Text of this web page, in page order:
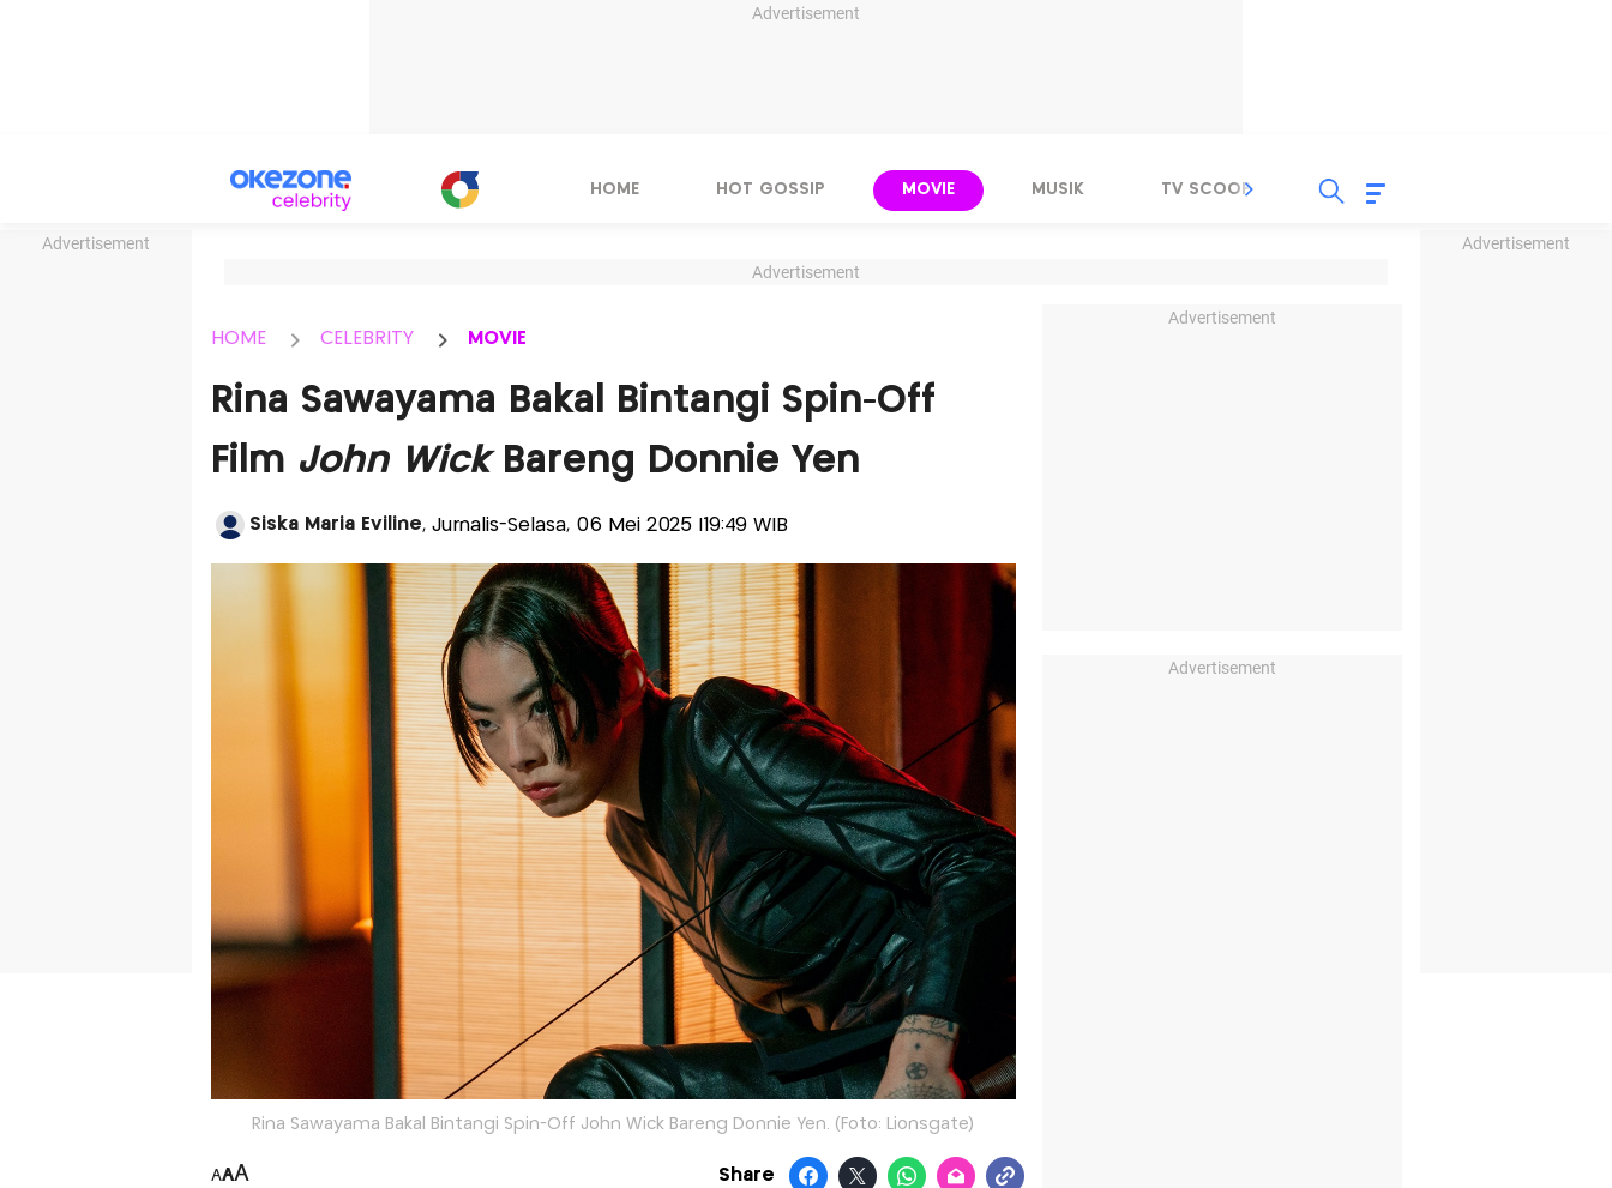
Advertisement
Advertisement Advertisement
HOME HOT GOSSIP MOVIE MUSIK TV SCOOP LIRIK
Advertisement
HOME CELEBRITY MOVIE
Rina Sawayama Bakal Bintangi Spin-Off
Film John WickBareng Donnie Yen
Siska Maria Eviline, Jurnalis-Selasa, 06 Mei 2025 |19:49 WIB
Rina Sawayama Bakal Bintangi Spin-Off John Wick Bareng Donnie Yen. (Foto: Lionsgate)
AAA Share
Advertisement
Advertisement